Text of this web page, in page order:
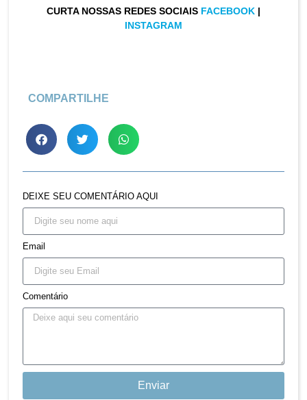
CURTA NOSSAS REDES SOCIAIS FACEBOOK |
INSTAGRAM
COMPARTILHE
DEIXE SEU COMENTÁRIO AQUI
Email
Comentário
Enviar